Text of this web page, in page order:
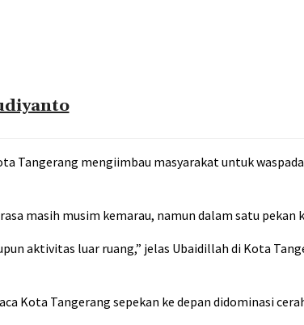
Tangerang mengiimbau masyarakat untuk
masih musim kemarau, namun dalam satu pekan
aktivitas luar ruang,” jelas Ubaidillah di Kota
Kota Tangerang sepekan ke depan didominasi